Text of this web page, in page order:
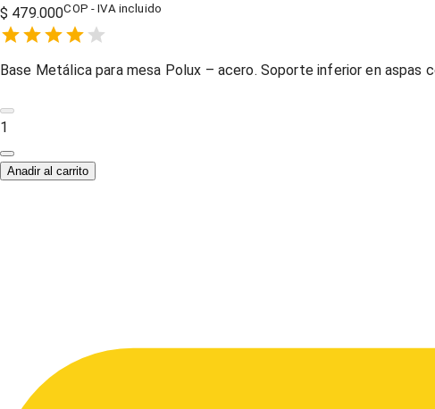
$ 479.000COP - IVA incluido
1 Star,
2 Stars,
3 Stars,
4 Stars,
5 Stars,
Base Metálica para mesa Polux – acero. Soporte inferior en
1
Anadir al carrito